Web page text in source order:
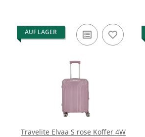
AUF LAGER
Travelite Elvaa S rose Koffer 4W